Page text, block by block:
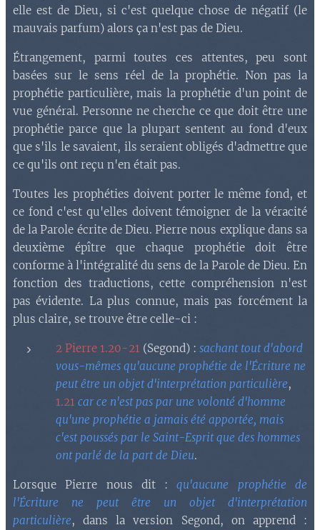
elle est de Dieu, si c'est quelque chose de négatif (le
mauvais parfum) alors ça n'est pas de Dieu.
Étrangement, parmi toutes ces attentes, peu sont
basées sur le sens réel de la prophétie. Non pas la
prophétie particulière, mais la prophétie d'un point de
vue général. Personne ne cherche ce que doit être une
prophétie parce que la plupart sentent au fond d'eux
que s'ils le savaient, ils seraient obligés d'admettre que
ce qu'ils ont reçu n'en était pas.
Toutes les prophéties doivent porter le même fond, et
ce fond c'est qu'elles doivent témoigner de la véracité
de la Parole écrite de Dieu. Pierre nous explique dans sa
deuxième épître que chaque prophétie doit être
conforme à l'intégralité du sens de la Parole de Dieu. En
fonction des traductions, cette compréhension n'est
pas évidente. La plus connue, mais pas forcément la
plus claire, se trouve être celle-ci :
2 Pierre 1.20-21 (Segond) : sachant tout d'abord
vous-mêmes qu'aucune prophétie de l'Écriture ne
peut être un objet d'interprétation particulière,
1.21 car ce n'est pas par une volonté d'homme
qu'une prophétie a jamais été apportée, mais
c'est poussés par le Saint-Esprit que des hommes
ont parlé de la part de Dieu.
Lorsque Pierre nous dit :qu'aucune prophétie de
l'Écriture ne peut être un objet d'interprétation
particulière, dans la version Segond, on apprend :